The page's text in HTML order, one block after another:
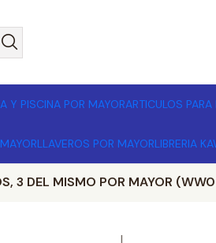
Y PISCINA POR MAYORARTICULOS
LLAVEROS POR MAYORLIBRERIA
3 DEL MISMO POR MAYOR
|